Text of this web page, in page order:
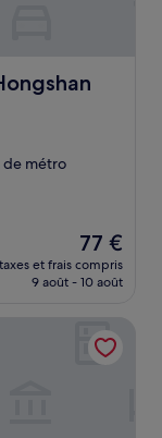
Vanke Plaza Branch
de métro
Le
nouveau
prix
de
77 €
77 €
taxes et frais compris
9 août - 10 août
City by IHG